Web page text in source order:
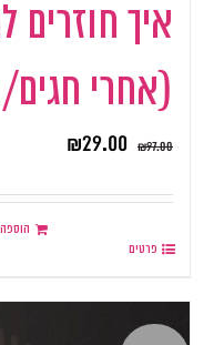
איך חוזרים
(אחרי
₪97.00
₪29.00
פרטים